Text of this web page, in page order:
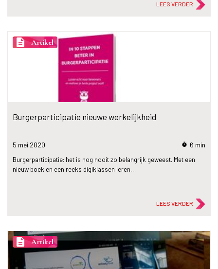
LEES VERDER
description Artikel
Burgerparticipatie nieuwe werkelijkheid
5 mei 2020 timer 6 min
Burgerparticipatie: het is nog nooit zo belangrijk geweest. Met een
nieuw boek en een reeks digiklassen leren…
LEES VERDER
description Artikel